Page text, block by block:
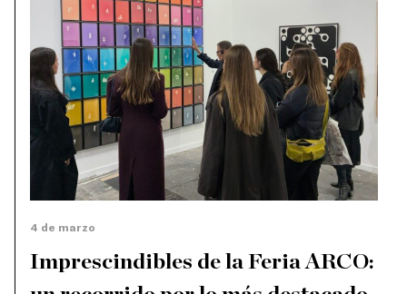
4 de marzo
Imprescindibles de la Feria ARCO: